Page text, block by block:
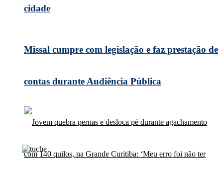
cidade
Missal cumpre com legislação e faz prestação de
contas durante Audiência Pública